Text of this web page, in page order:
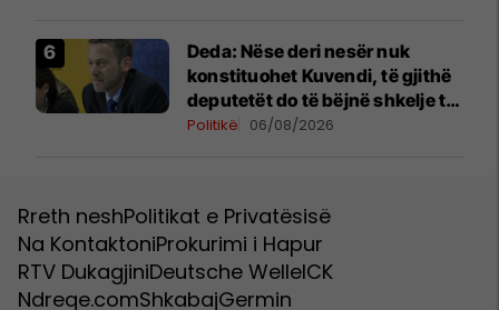
Deda: Nëse deri nesër nuk
konstituohet Kuvendi, të gjithë
deputetët do të bëjnë shkelje të
rëndë kushtetuese
Politikë 06/08/2026
Rreth neshPolitikat e Privatësisë
Na KontaktoniProkurimi i Hapur
RTV DukagjiniDeutsche WelleICK
Ndreqe.comShkabajGermin